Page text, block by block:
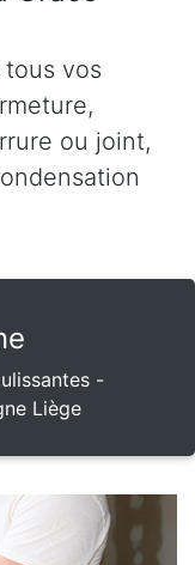
vos
ou joint,
-
Liège